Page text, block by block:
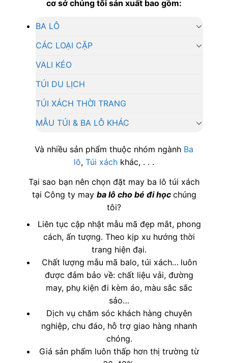
cơ sở chúng tôi sản xuất bao gồm:
BA LÔ
CÁC LOẠI CẶP
VALI KÉO
TÚI DU LỊCH
TÚI XÁCH THỜI TRANG
MẪU TÚI & BA LÔ KHÁC
Và nhiều sản phẩm thuộc nhóm ngành Ba
lô, Túi xách khác, . . .
Tại sao bạn nên chọn đặt may ba lô túi xách
tại Công ty may ba lô cho bé đi học chúng
tôi?
Liên tục cập nhật mẫu mã đẹp mắt, phong
cách, ấn tượng. Theo kịp xu hướng thời
trang hiện đại.
Chất lượng mẫu mã balo, túi xách… luôn
được đảm bảo về: chất liệu vải, đường
may, phụ kiện đi kèm áo, màu sắc sắc
sảo…
Dịch vụ chăm sóc khách hàng chuyên
nghiệp, chu đáo, hỗ trợ giao hàng nhanh
chóng.
Giá sản phẩm luôn thấp hơn thị trường từ